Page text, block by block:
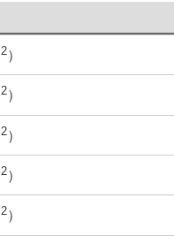
2）
2）
2）
2）
2）